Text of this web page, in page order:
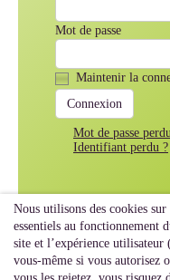
Mot de passe
Maintenir la
Mot de passe
Identifiant perdu ?
Nous utilisons des cookies
essentiels au fonctionnement
site et l’expérience utilisateur
vous-même si vous autorisez